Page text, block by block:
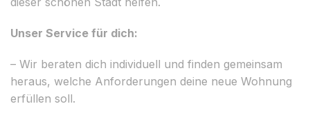
Unser Service für dich:
– Wir beraten dich individuell und finden gemeinsam
heraus, welche Anforderungen deine neue Wohnung
erfüllen soll.